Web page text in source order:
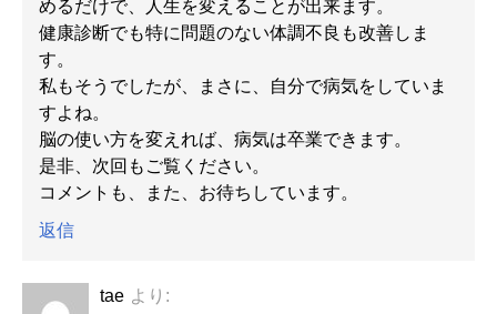
めるだけで、人生を変えることが出来ます。
健康診断でも特に問題のない体調不良も改善しま
す。
私もそうでしたが、まさに、自分で病気をしていま
すよね。
脳の使い方を変えれば、病気は卒業できます。
是非、次回もご覧ください。
コメントも、また、お待ちしています。
返信
tae より: